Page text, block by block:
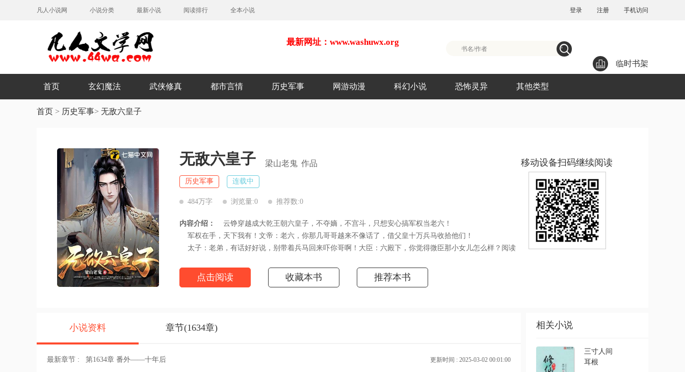
凡人小说网 小说分类 最新小说 阅读排行 全本小说 登录 注册 手机访问
最新网址：www.washuwx.org
临时书架
首页 玄幻魔法 武侠修真 都市言情 历史军事 网游动漫 科幻小说 恐怖灵异 其他类型
首页 > 历史军事> 无敌六皇子
无敌六皇子 梁山老鬼 作品
历史军事 连载中
484万字 浏览量:0 推荐数:0
内容介绍：
云铮穿越成大乾王朝六皇子，不夺嫡，不宫斗，只想安心搞军权当老六！
军权在手，天下我有！文帝：老六，你那几哥哥越来不像话了，借父皇十万兵马收拾他们！
太子：老弟，有话好好说，别带着兵马回来吓你哥啊！大臣：六殿下，你觉得微臣那小女儿怎么样？阅读
点击阅读 收藏本书 推荐本书
移动设备扫码继续阅读
小说资料 章节(1634章)
最新章节 : 第1634章 番外——十年后 更新时间 : 2025-03-02 00:01:00
相关小说
三寸人间
耳根